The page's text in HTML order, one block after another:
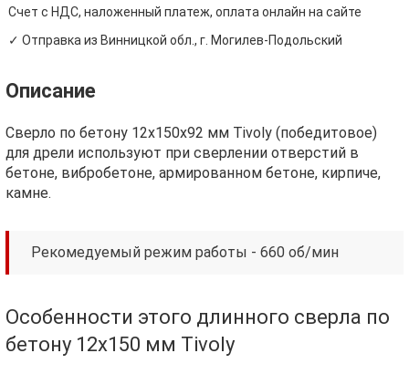
Счет с НДС, наложенный платеж, оплата онлайн на сайте
✓ Отправка из Винницкой обл., г. Могилев-Подольский
Описание
Сверло по бетону 12х150х92 мм Tivoly (победитовое)
для дрели используют при сверлении отверстий в
бетоне, вибробетоне, армированном бетоне, кирпиче,
камне.
Рекомедуемый режим работы - 660 об/мин
Особенности этого длинного сверла по
бетону 12х150 мм Tivoly